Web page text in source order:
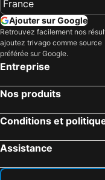
Ajouter sur Google
Retrouvez facilement nos
ajoutez trivago comme source
préférée sur Google.
Entreprise
Nos produits
Conditions et
Assistance